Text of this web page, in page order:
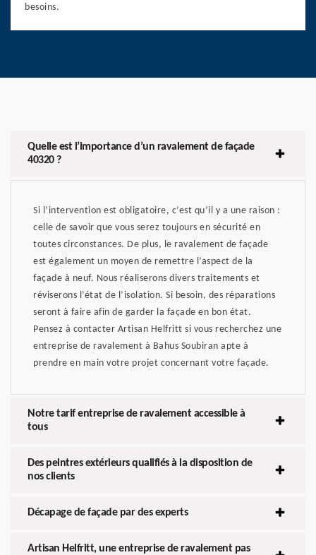
besoins.
Quelle est l’importance d’un ravalement de façade
40320 ?
Si l’intervention est obligatoire, c’est qu’il y a une raison :
celle de savoir que vous serez toujours en sécurité en
toutes circonstances. De plus, le ravalement de façade
est également un moyen de remettre l’aspect de la
façade à neuf. Nous réaliserons divers traitements et
réviserons l’état de l’isolation. Si besoin, des réparations
seront à faire afin de garder la façade en bon état.
Pensez à contacter Artisan Helfritt si vous recherchez une
entreprise de ravalement à Bahus Soubiran apte à
prendre en main votre projet concernant votre façade.
Notre tarif entreprise de ravalement accessible à
tous
Des peintres extérieurs qualifiés à la disposition de
nos clients
Décapage de façade par des experts
Artisan Helfritt, une entreprise de ravalement pas